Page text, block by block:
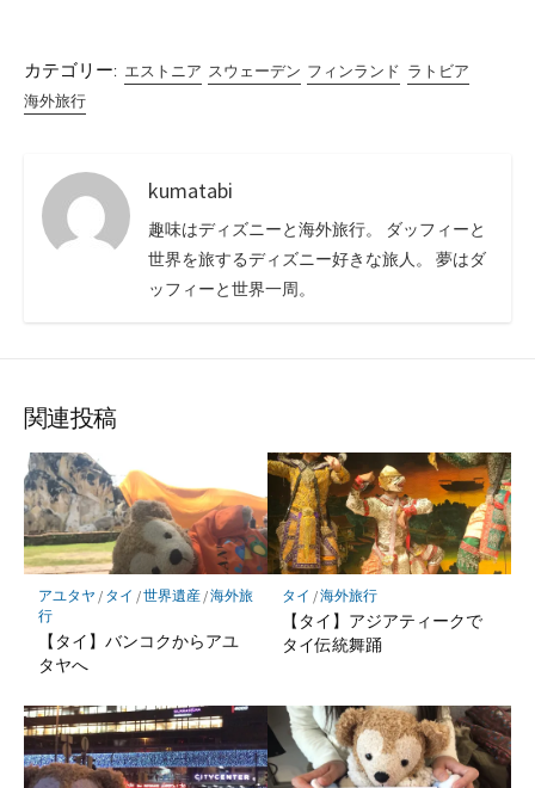
カテゴリー: エストニア スウェーデン フィンランド ラトビア
海外旅行
kumatabi
趣味はディズニーと海外旅行。 ダッフィーと
世界を旅するディズニー好きな旅人。 夢はダ
ッフィーと世界一周。
関連投稿
アユタヤ / タイ /世界遺産/海外旅
行
【タイ】バンコクからアユ
タヤへ
タイ /海外旅行
【タイ】アジアティークで
タイ伝統舞踊